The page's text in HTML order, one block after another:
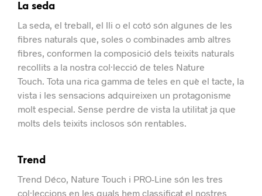
La seda
La seda, el treball, el lli o el cotó són algunes de les
fibres naturals que, soles o combinades amb altres
fibres, conformen la composició dels teixits naturals
recollits a la nostra col·lecció de teles Nature
Touch. Tota una rica gamma de teles en què el tacte, la
vista i les sensacions adquireixen un protagonisme
molt especial. Sense perdre de vista la utilitat ja que
molts dels teixits inclosos són rentables.
Trend
Trend Déco, Nature Touch i PRO-Line són les tres
col·leccions en les quals hem classificat el nostres